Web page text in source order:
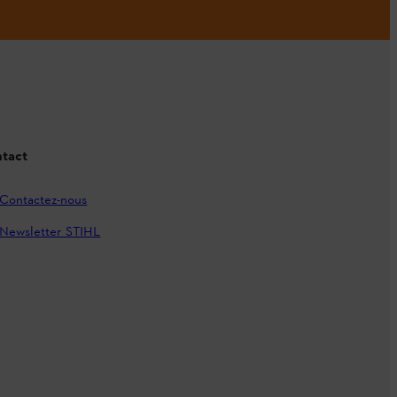
Contactez-nous
Newsletter STIHL